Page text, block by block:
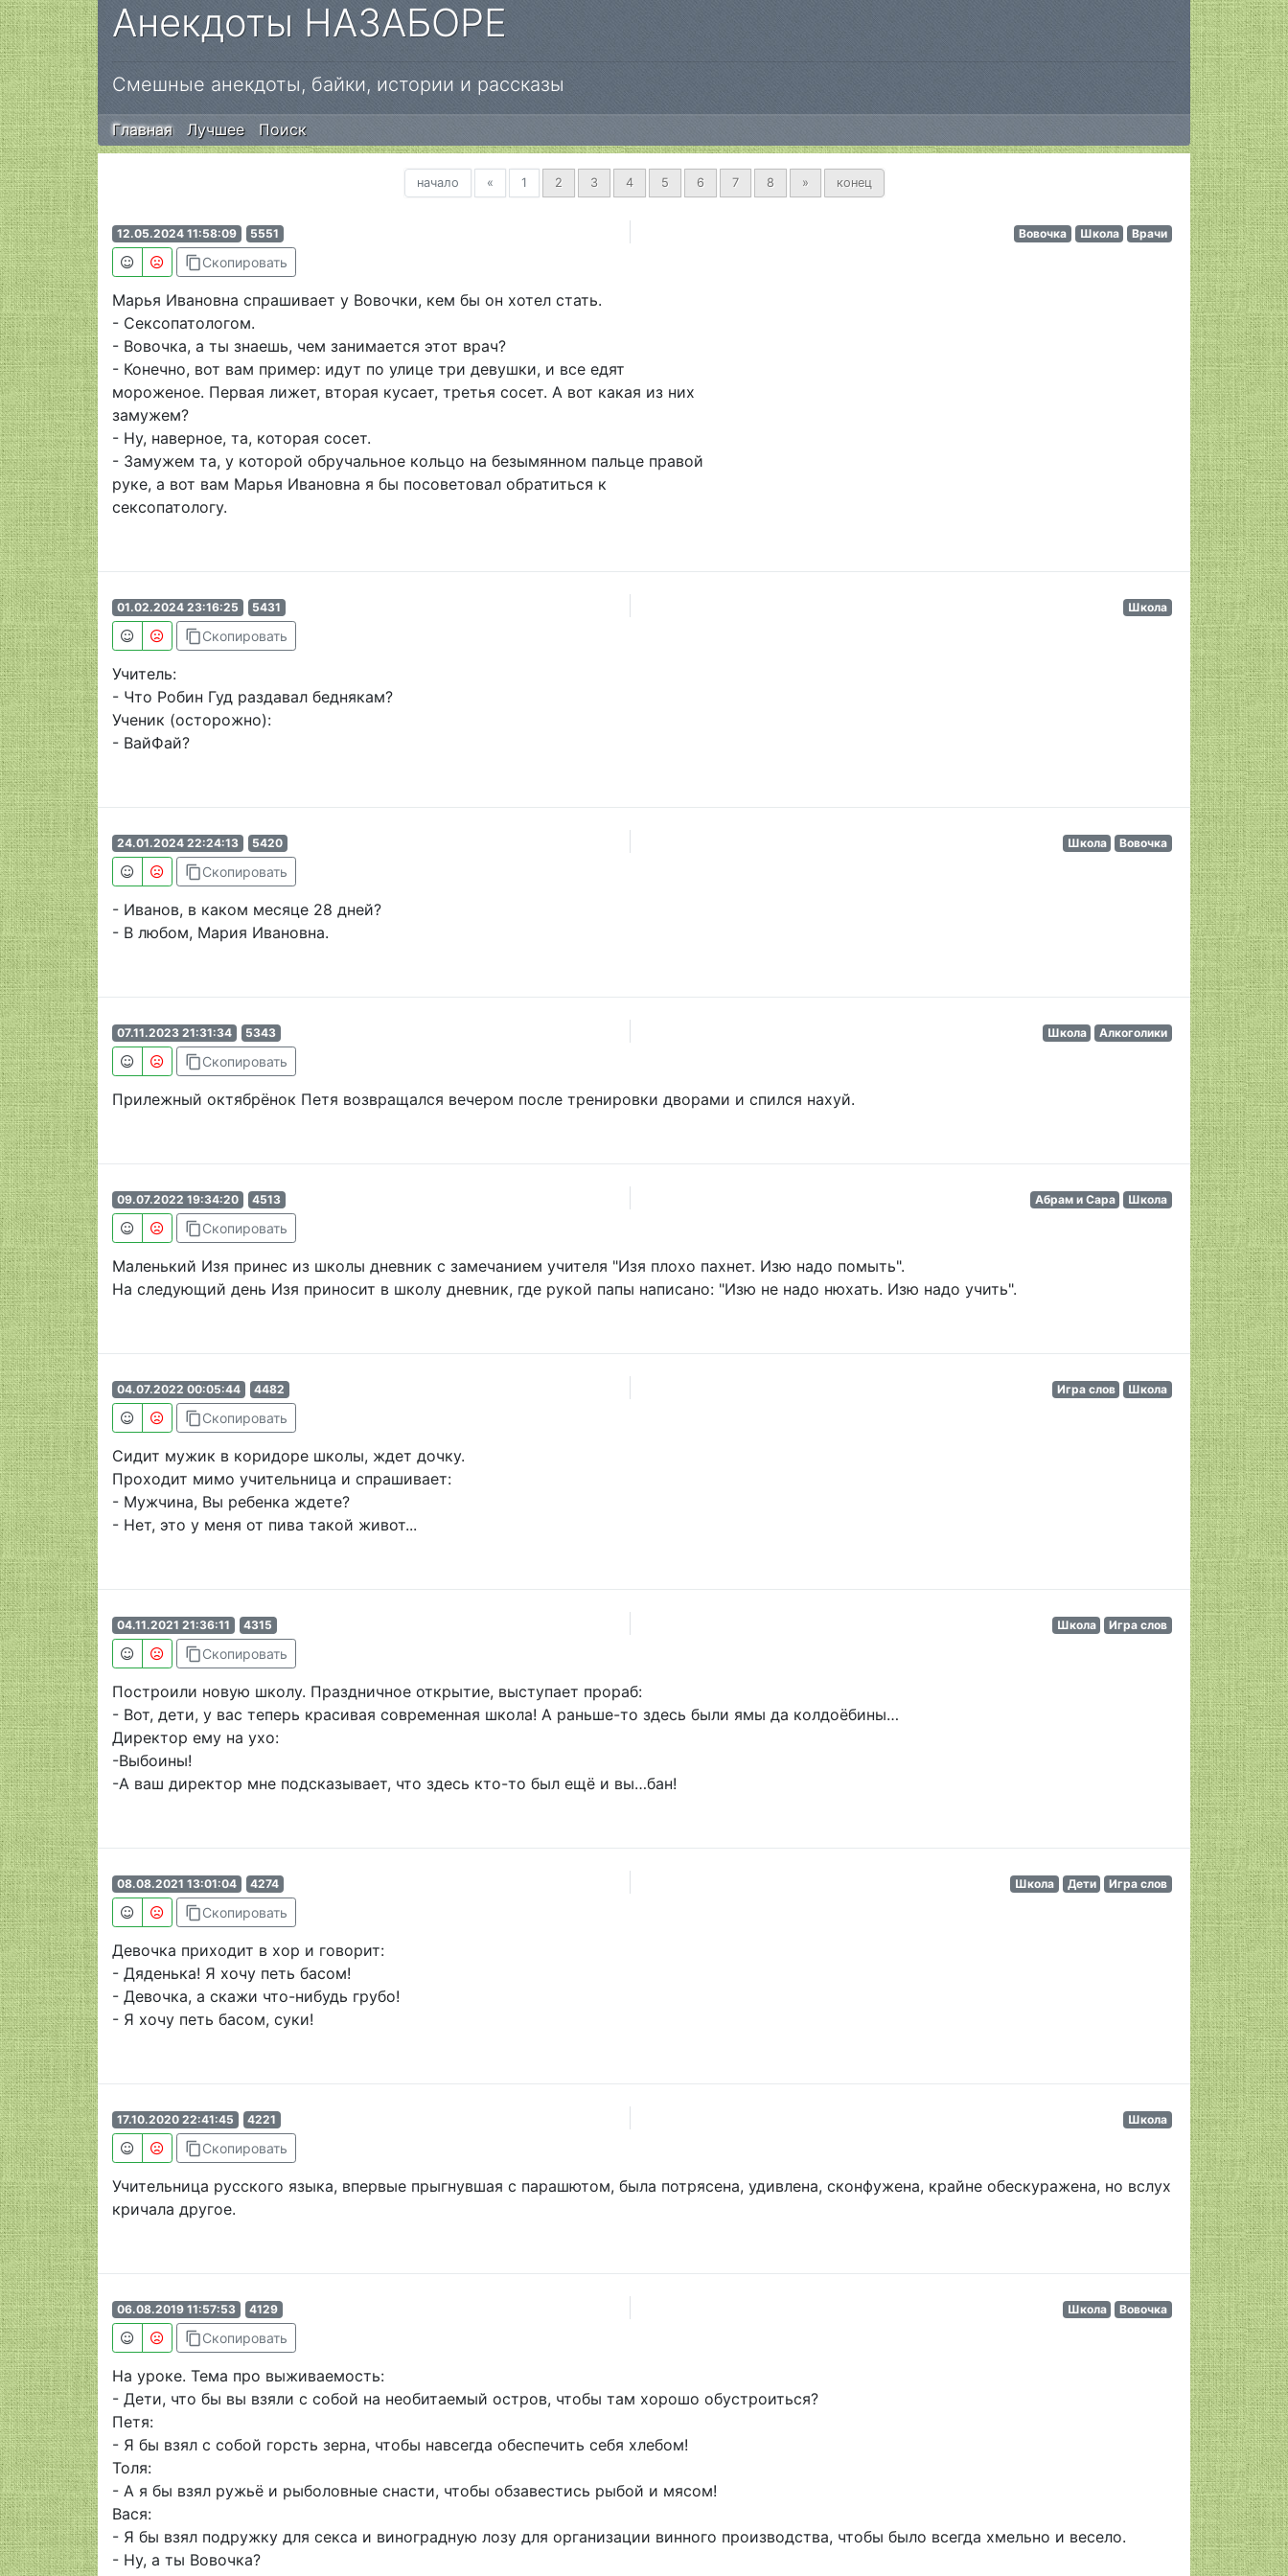
Анекдоты НАЗАБОРЕ
Смешные анекдоты, байки, истории и рассказы
Главная Лучшее Поиск
начало «Предыдущая
1 2 3 4 5 6 7 8 »Впередконец
12.05.2024 11:58:09 5551 Вовочка Школа Врачи
content_copyСкопировать
Марья Ивановна спрашивает у Вовочки, кем бы он хотел стать.
- Сексопатологом.
- Вовочка, а ты знаешь, чем занимается этот врач?
- Конечно, вот вам пример: идут по улице три девушки, и все едят
мороженое. Первая лижет, вторая кусает, третья сосет. А вот какая из них
замужем?
- Ну, наверное, та, которая сосет.
- Замужем та, у которой обручальное кольцо на безымянном пальце правой
руке, а вот вам Марья Ивановна я бы посоветовал обратиться к
сексопатологу.
01.02.2024 23:16:25 5431 Школа
content_copyСкопировать
Учитель:
- Что Робин Гуд раздавал беднякам?
Ученик (осторожно):
- ВайФай?
24.01.2024 22:24:13 5420 Школа Вовочка
content_copyСкопировать
- Иванов, в каком месяце 28 дней?
- В любом, Мария Ивановна.
07.11.2023 21:31:34 5343 Школа Алкоголики
content_copyСкопировать
Прилежный октябрёнок Петя возвращался вечером после тренировки дворами и спился нахуй.
09.07.2022 19:34:20 4513 Абрам и Сара Школа
content_copyСкопировать
Маленький Изя принес из школы дневник с замечанием учителя "Изя плохо пахнет. Изю надо помыть".
На следующий день Изя приносит в школу дневник, где рукой папы написано: "Изю не надо нюхать. Изю надо учить".
04.07.2022 00:05:44 4482 Игра слов Школа
content_copyСкопировать
Сидит мужик в коридоре школы, ждет дочку.
Проходит мимо учительница и спрашивает:
- Мужчина, Вы ребенка ждете?
- Нет, это у меня от пива такой живот...
04.11.2021 21:36:11 4315 Школа Игра слов
content_copyСкопировать
Построили новую школу. Праздничное открытие, выступает прораб:
- Вот, дети, у вас теперь красивая современная школа! А раньше-то здесь были ямы да колдоёбины…
Директор ему на ухо:
-Выбоины!
-А ваш директор мне подсказывает, что здесь кто-то был ещё и вы…бан!
08.08.2021 13:01:04 4274 Школа Дети Игра слов
content_copyСкопировать
Девочка приходит в хор и говорит:
- Дяденька! Я хочу петь басом!
- Девочка, а скажи что-нибудь грубо!
- Я хочу петь басом, суки!
17.10.2020 22:41:45 4221 Школа
content_copyСкопировать
Учительница русского языка, впервые прыгнувшая с парашютом, была потрясена, удивлена, сконфужена, крайне обескуражена, но вслух
кричала другое.
06.08.2019 11:57:53 4129 Школа Вовочка
content_copyСкопировать
На уроке. Тема про выживаемость:
- Дети, что бы вы взяли с собой на необитаемый остров, чтобы там хорошо обустроиться?
Петя:
- Я бы взял с собой горсть зерна, чтобы навсегда обеспечить себя хлебом!
Толя:
- А я бы взял ружьё и рыболовные снасти, чтобы обзавестись рыбой и мясом!
Вася:
- Я бы взял подружку для секса и виноградную лозу для организации винного производства, чтобы было всегда хмельно и весело.
- Ну, а ты Вовочка?